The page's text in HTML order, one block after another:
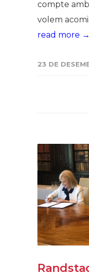
compte
volem
read more →
23 DE